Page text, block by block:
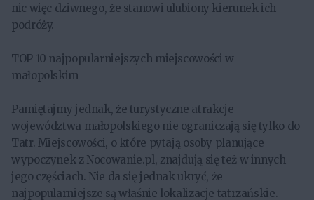
nic więc dziwnego, że stanowi ulubiony kierunek ich
podróży.
TOP 10 najpopularniejszych miejscowości w
małopolskim
Pamiętajmy jednak, że turystyczne atrakcje
województwa małopolskiego nie ograniczają się tylko do
Tatr. Miejscowości, o które pytają osoby planujące
wypoczynek z Nocowanie.pl, znajdują się też w innych
jego częściach. Nie da się jednak ukryć, że
najpopularniejsze są właśnie lokalizacje tatrzańskie.